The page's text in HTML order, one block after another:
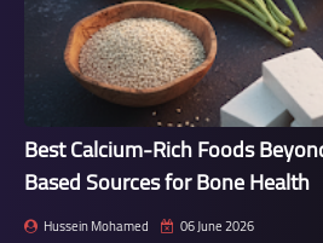
Best Calcium-Rich Foods
Based Sources for Bone Health
Hussein Mohamed 06 June 2026